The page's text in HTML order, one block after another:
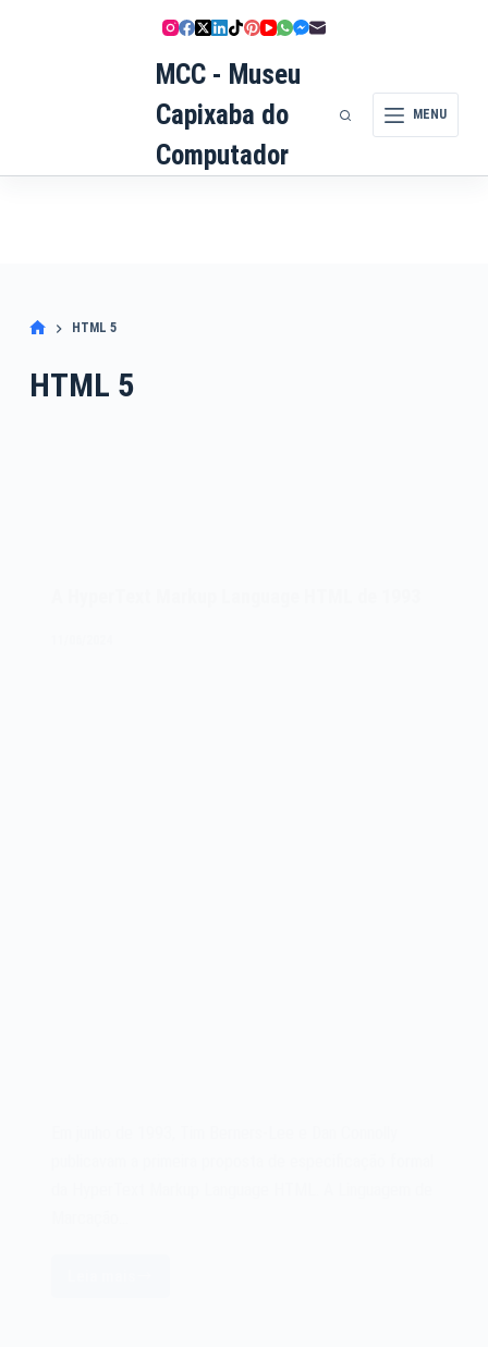
MCC - Museu
Capixaba do
Computador
MENU
HTML 5
HTML 5